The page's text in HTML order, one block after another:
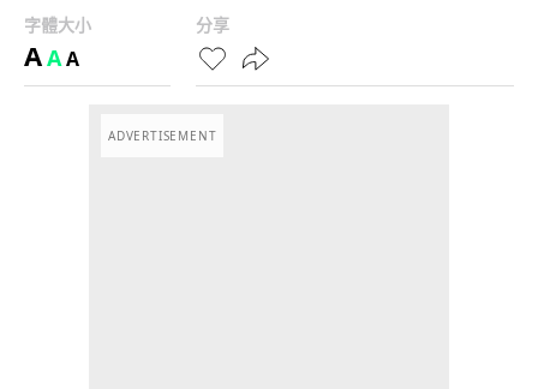
字體大小
AAA
分享
ADVERTISEMENT